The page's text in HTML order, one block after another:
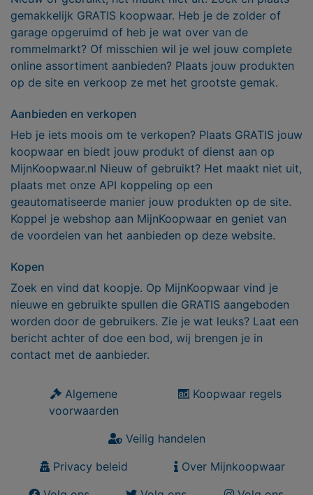
gemakkelijk GRATIS koopwaar. Heb je de zolder of
garage opgeruimd of heb je wat over van de
rommelmarkt? Of misschien wil je wel jouw complete
online assortiment aanbieden? Plaats jouw produkten
op de site en verkoop ze met het grootste gemak.
Aanbieden en verkopen
Heb je iets moois om te verkopen? Plaats GRATIS jouw
koopwaar en biedt jouw produkt of dienst aan op
MijnKoopwaar.nl Nieuw of gebruikt? Het maakt niet uit,
plaats met onze API koppeling op een
geautomatiseerde manier jouw produkten op de site.
Koppel je webshop aan MijnKoopwaar en geniet van
de voordelen van het aanbieden op deze website.
Kopen
Zoek en vind dat koopje. Op MijnKoopwaar vind je
nieuwe en gebruikte spullen die GRATIS aangeboden
worden door de gebruikers. Zie je wat leuks? Laat een
bericht achter of doe een bod, wij brengen je in
contact met de aanbieder.
Algemene
voorwaarden
Koopwaar regels
Veilig handelen
Privacy beleid
Over Mijnkoopwaar